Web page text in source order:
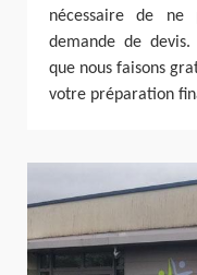
nécessaire de
demande de
que nous faisons
votre préparation